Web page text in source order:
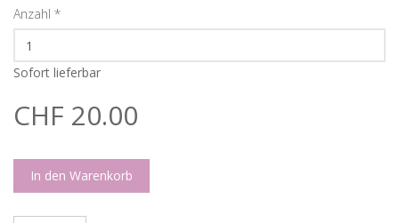
Anzahl *
Sofort lieferbar
CHF 20.00
In den Warenkorb